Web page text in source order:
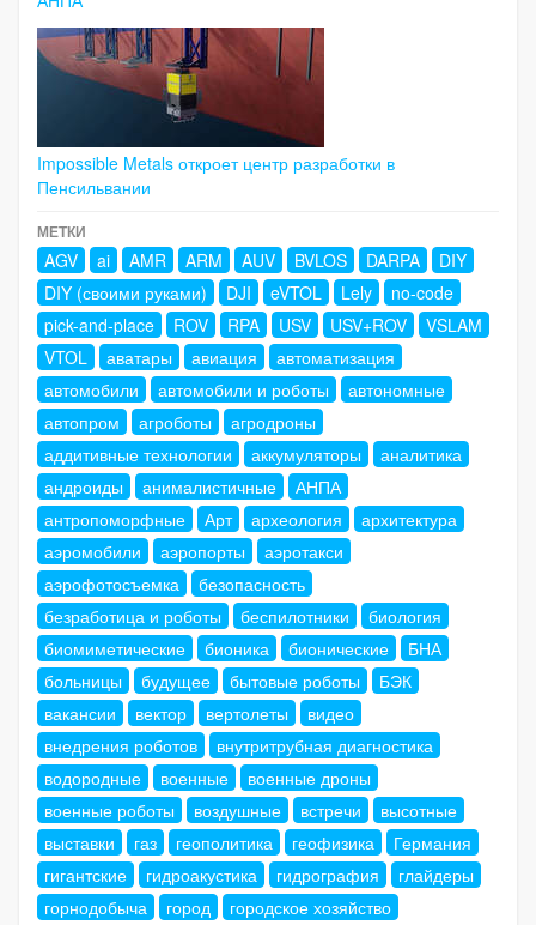
Impossible Metals откроет центр разработки в
Пенсильвании
МЕТКИ
AGV ai AMR ARM AUV BVLOS DARPA
DIY
DIY (своими руками)
DJI eVTOL Lely
no-code
pick-and-place
ROV RPA USV USV+ROV
VSLAM
VTOL
аватары авиация
автоматизация
автомобили
автомобили и роботы
автономные
автопром
агроботы
агродроны
аддитивные технологии
аккумуляторы
аналитика
андроиды
анималистичные
АНПА
антропоморфные
Арт археология
архитектура
аэромобили
аэропорты
аэротакси
аэрофотосъемка
безопасность
безработица и роботы
беспилотники
биология
биомиметические
бионика бионические
БНА
больницы
будущее бытовые роботы
БЭК
вакансии
вектор вертолеты
видео
внедрения роботов
внутритрубная диагностика
водородные
военные
военные дроны
военные роботы
воздушные встречи
высотные
выставки
газ геополитика геофизика
Германия
гигантские
гидроакустика гидрография
глайдеры
горнодобыча
город
городское хозяйство